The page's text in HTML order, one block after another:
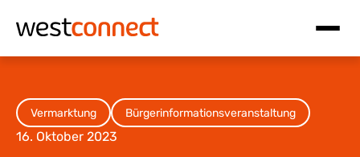
Hauptnavigation
Vermarktung Bürgerinformationsveranstaltung
16. Oktober 2023